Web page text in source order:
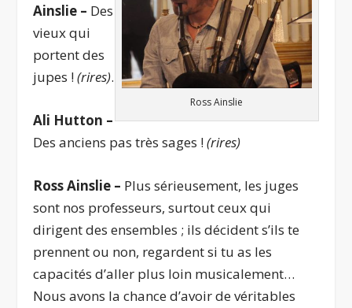
Ross Ainslie
Ainslie – Des
vieux qui
portent des
jupes !(rires).
Ali Hutton –
Des anciens pas très sages !(rires)
Ross Ainslie – Plus sérieusement, les juges
sont nos professeurs, surtout ceux qui
dirigent des ensembles ; ils décident s’ils te
prennent ou non, regardent si tu as les
capacités d’aller plus loin musicalement…
Nous avons la chance d’avoir de véritables